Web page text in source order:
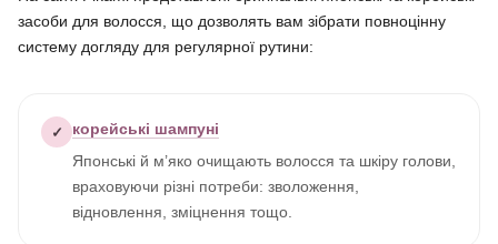
засоби для волосся, що дозволять вам зібрати повноцінну
систему догляду для регулярної рутини:
✓
корейські шампуні
Японські й м’яко очищають волосся та шкіру голови,
враховуючи різні потреби: зволоження,
відновлення, зміцнення тощо.